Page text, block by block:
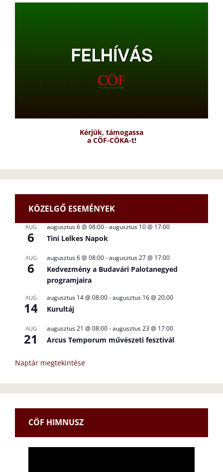
Kérjük, támogassa
a CÖF-CÖKA-t!
KÖZELGŐ ESEMÉNYEK
AUG
6
augusztus 6 @ 08:00-augusztus 10 @ 17:00
Tini Lelkes Napok
AUG
6
augusztus 6 @ 08:00-augusztus 27 @ 17:00
Kedvezmény a Budavári Palotanegyed
programjaira
AUG
14
augusztus 14 @ 08:00-augusztus 16 @ 20:00
Kurultáj
AUG
21
augusztus 21 @ 08:00-augusztus 23 @ 17:00
Arcus Temporum művészeti fesztivál
Naptár megtekintése
CÖF HIMNUSZ